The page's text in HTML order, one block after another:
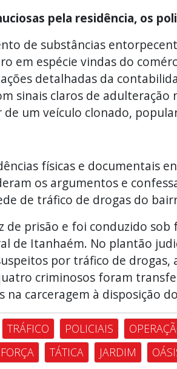
pela residência, os
de substâncias
em espécie vindas do
detalhadas da
sinais claros de
de um veículo clonado,
físicas e documentais
os argumentos e
de tráfico de drogas do
de prisão e foi conduzido
de Itanhaém. No plantão
por tráfico de drogas,
criminosos foram
na carceragem à disposição
TRÁFICO POLICIAIS
FORÇA TÁTICA JARDIM